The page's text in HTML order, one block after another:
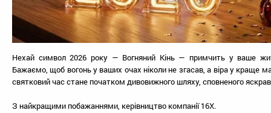
Нехай символ 2026 року — Вогняний Кінь — примчить у ваше
Бажаємо, щоб вогонь у ваших очах ніколи не згасав, а віра у краще
святковий час стане початком дивовижного шляху, сповненого
З найкращими побажаннями, керівництво компанії 16Х.